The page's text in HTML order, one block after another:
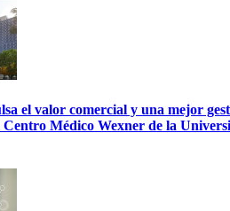
el valor comercial y una mejor
Centro Médico Wexner de la